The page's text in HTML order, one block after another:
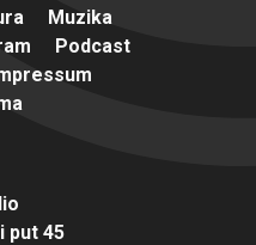
Muzika
Podcast
put 45